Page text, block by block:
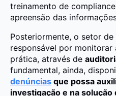
treinamento de
apreensão das
Posteriormente, o setor
responsável por monitorar
prática, através de
fundamental, ainda,
denúncias que possa
investigação e na